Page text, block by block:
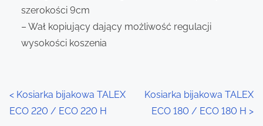
szerokości 9cm
– Wał kopiujący dający możliwość regulacji
wysokości koszenia
P
o
< Kosiarka bijakowa TALEX
ECO 220 / ECO 220 H
Kosiarka bijakowa TALEX
ECO 180 / ECO 180 H >